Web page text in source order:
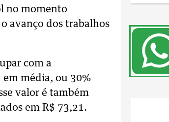
no momento
avanço dos trabalhos
com a
média, ou 30%
valor é também
em R$ 73,21.